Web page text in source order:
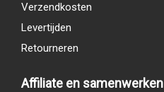
Verzendkosten
Levertijden
Retourneren
Affiliate en samenwerken